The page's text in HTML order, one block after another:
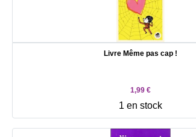
Livre Même pas cap !
1,99 €
1 en stock